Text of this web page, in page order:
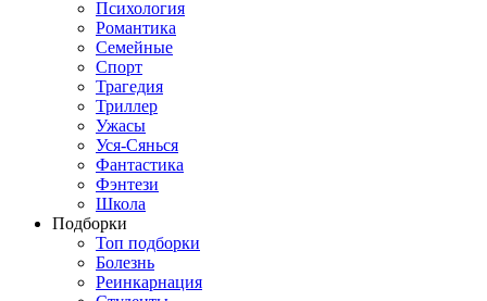
Психология
Романтика
Семейные
Спорт
Трагедия
Триллер
Ужасы
Уся-Сянься
Фантастика
Фэнтези
Школа
Подборки
Топ подборки
Болезнь
Реинкарнация